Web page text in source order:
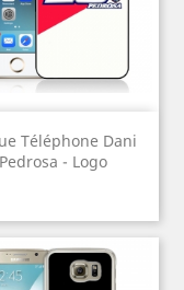
Téléphone Dani
Pedrosa - Logo